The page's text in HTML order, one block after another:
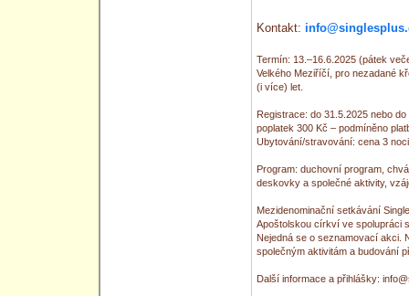
Kontakt:
Termín: 13.–16.6.2025 (pátek
Velkého Meziříčí, pro nezadané
(i více) let.
Registrace: do 31.5.2025 nebo
poplatek 300 Kč – podmíněno
Ubytování/stravování: cena 3
Program: duchovní program,
deskovky a společné aktivity,
Mezidenominační setkávání
Apoštolskou církví ve spolupráci
Nejedná se o seznamovací akci.
společným aktivitám a budování
Další informace a přihlášky: